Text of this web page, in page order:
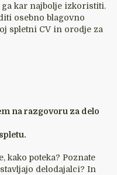
ga kar najbolje izkoristiti.
osebno blagovno
spletni CV in orodje za
na razgovoru za delo
kako poteka? Poznate
delodajalci? In